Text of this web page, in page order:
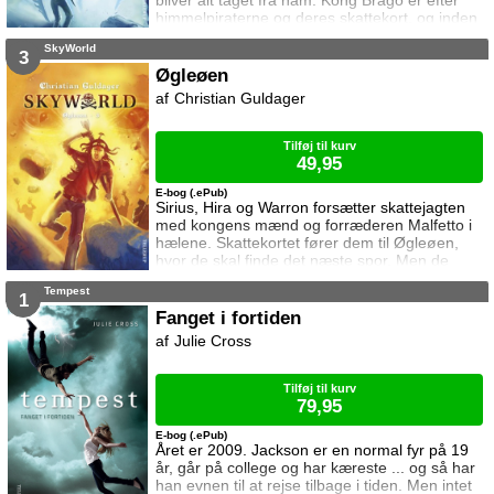
himmelpiraterne og deres skattekort, og inden
længe er Sirius, Hira og Warron nødt til at
magiske Humon-maske der kan redde Hiras
far. Men det næste spor befinder sig i en
fæstning som tilhører en menneskeædende
3 SkyWorld
Øgleøen
Sirius, Hira og Warron forsætter skattejagten
med kongens mænd og forræderen Malfetto i
hælene. Skattekortet fører dem til Øgleøen,
hvor de skal finde det næste spor. Men de
blodtørstige indfødte har deres helt egen plan
betyde død og ødelæggelse for hele
Himmelriget ... SkyWorld er en episk science
fiction-fortælling om flyvende monsterfisk,
E-bog (.ePub)
Christian Guldager
Tilføj til kurv
49,95
1 Tempest
Fanget i fortiden
Året er 2009. Jackson er en normal fyr på 19
år, går på college og har kæreste ... og så har
han evnen til at rejse tilbage i tiden. Men intet
E-bog (.ePub)
Julie Cross
Tilføj til kurv
79,95